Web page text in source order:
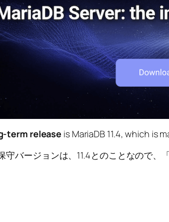
term release is MariaDB 11.4, which is
守バージョンは、11.4とのことなので